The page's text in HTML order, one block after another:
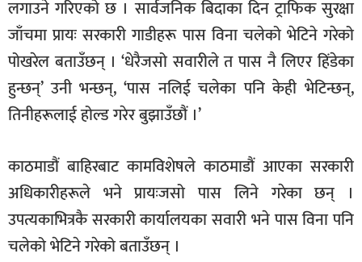
लगाउने गरिएको छ । सार्वजनिक बिदाका दिन ट्राफिक सुरक्षा
जाँचमा प्रायः सरकारी गाडीहरू पास विना चलेको भेटिने गरेको
पोखरेल बताउँछन् । ‘धेरैजसो सवारीले त पास नै लिएर हिंडेका
हुन्छन्’ उनी भन्छन्, ‘पास नलिई चलेका पनि केही भेटिन्छन्,
तिनीहरूलाई होल्ड गरेर बुझाउँछौं ।’
काठमाडौं बाहिरबाट कामविशेषले काठमाडौं आएका सरकारी
अधिकारीहरूले भने प्रायःजसो पास लिने गरेका छन् ।
उपत्यकाभित्रकै सरकारी कार्यालयका सवारी भने पास विना पनि
चलेको भेटिने गरेको बताउँछन् ।